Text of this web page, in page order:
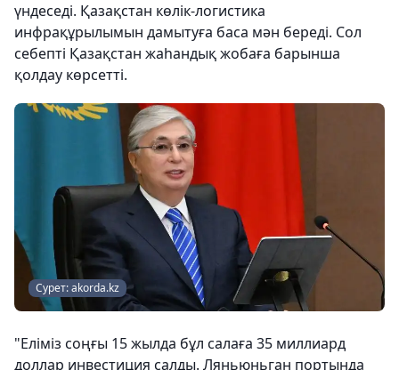
үндеседі. Қазақстан көлік-логистика
инфрақұрылымын дамытуға баса мән береді. Сол
себепті Қазақстан жаһандық жобаға барынша
қолдау көрсетті.
Сурет: akorda.kz
"Еліміз соңғы 15 жылда бұл салаға 35 миллиард
доллар инвестиция салды. Ляньюньган портында